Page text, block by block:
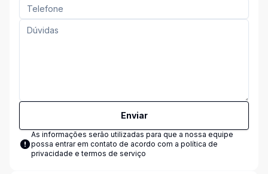
Enviar
As informações serão utilizadas para que a nossa equipe
possa entrar em contato de acordo com a política de
privacidade e termos de serviço